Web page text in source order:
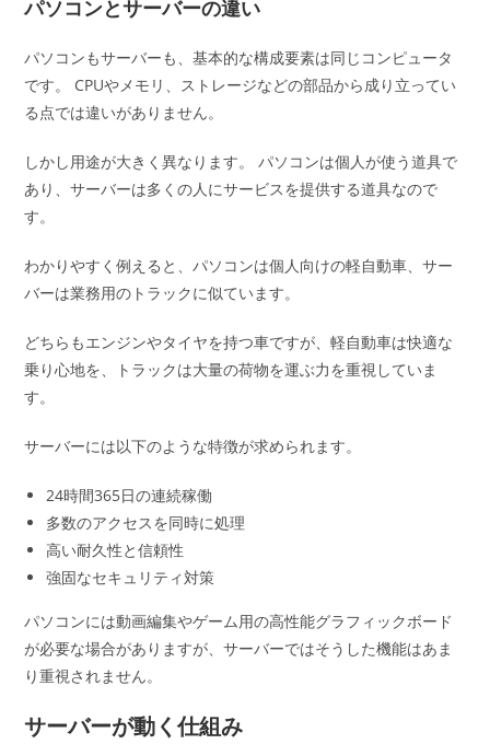
パソコンとサーバーの違い
パソコンもサーバーも、基本的な構成要素は同じコンピュータ
です。 CPUやメモリ、ストレージなどの部品から成り立ってい
る点では違いがありません。
しかし用途が大きく異なります。 パソコンは個人が使う道具で
あり、サーバーは多くの人にサービスを提供する道具なので
す。
わかりやすく例えると、パソコンは個人向けの軽自動車、サー
バーは業務用のトラックに似ています。
どちらもエンジンやタイヤを持つ車ですが、軽自動車は快適な
乗り心地を、トラックは大量の荷物を運ぶ力を重視していま
す。
サーバーには以下のような特徴が求められます。
24時間365日の連続稼働
多数のアクセスを同時に処理
高い耐久性と信頼性
強固なセキュリティ対策
パソコンには動画編集やゲーム用の高性能グラフィックボード
が必要な場合がありますが、サーバーではそうした機能はあま
り重視されません。
サーバーが動く仕組み